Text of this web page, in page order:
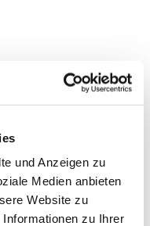
und Anzeigen zu
Medien anbieten
Website zu
zu Ihrer